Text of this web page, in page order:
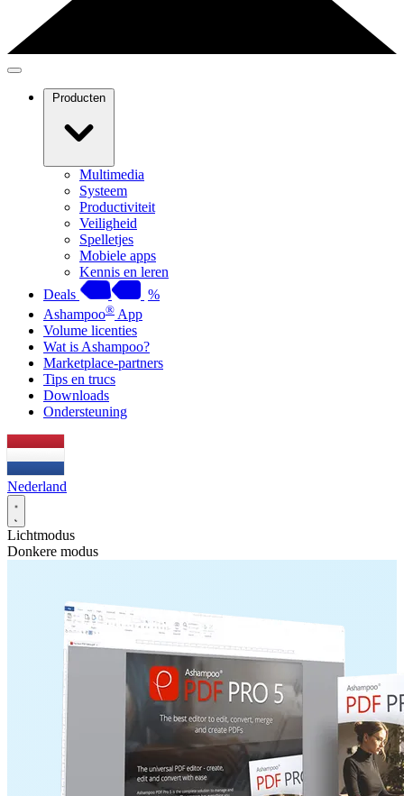
Producten
Multimedia
Systeem
Productiviteit
Veiligheid
Spelletjes
Mobiele apps
Kennis en leren
Deals
%
Ashampoo® App
Volume licenties
Wat is Ashampoo?
Marketplace-partners
Tips en trucs
Downloads
Ondersteuning
Nederland
Lichtmodus
Donkere modus